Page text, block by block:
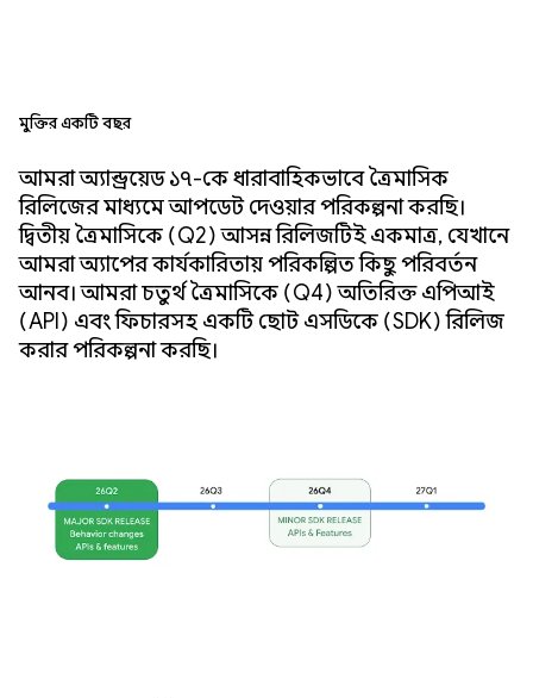
মুক্তির একটি বছর
আমরা অ্যান্ড্রয়েড ১৭-কে ধারাবাহিকভাবে ত্রৈমাসিক
রিলিজের মাধ্যমে আপডেট দেওয়ার পরিকল্পনা করছি।
দ্বিতীয় ত্রৈমাসিকে (Q2) আসন্ন রিলিজটিই একমাত্র, যেখানে
আমরা অ্যাপের কার্যকারিতায় পরিকল্পিত কিছু পরিবর্তন
আনব। আমরা চতুর্থ ত্রৈমাসিকে (Q4) অতিরিক্ত এপিআই
(API) এবং ফিচারসহ একটি ছোট এসডিকে (SDK) রিলিজ
করার পরিকল্পনা করছি।